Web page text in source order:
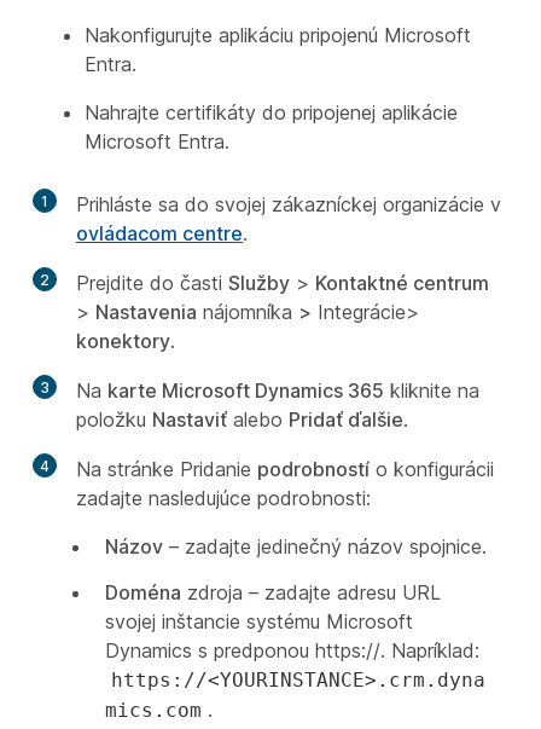
Nakonfigurujte aplikáciu pripojenú Microsoft
Entra.
Nahrajte certifikáty do pripojenej aplikácie
Microsoft Entra.
1
Prihláste sa do svojej zákazníckej organizácie v
ovládacom centre.
2 Prejdite do časti Služby > Kontaktné centrum
> Nastavenia nájomníka > Integrácie>
konektory.
3 Na karte Microsoft Dynamics 365 kliknite na
položku Nastaviť alebo Pridať ďalšie.
4 Na stránke Pridanie podrobností o konfigurácii
zadajte nasledujúce podrobnosti:
Názov – zadajte jedinečný názov spojnice.
Doména zdroja – zadajte adresu URL
svojej inštancie systému Microsoft
Dynamics s predponou https://. Napríklad:
https://<YOURINSTANCE>.crm.dyna
mics.com .